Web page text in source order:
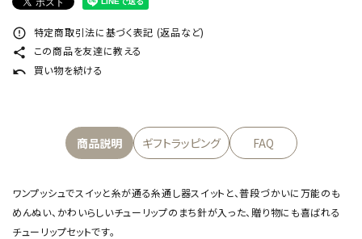
error_outline 特定商取引法に基づく表記 (返品など)
share この商品を友達に教える
undo 買い物を続ける
商品説明 ギフトラッピング FAQ
ワンプッシュでスイッと糸が通る糸通し器スイットと、普段づかいに万能のも
めんぬい、かわいらしいチューリップのまち針が入った、贈り物にも喜ばれる
チューリップセットです。